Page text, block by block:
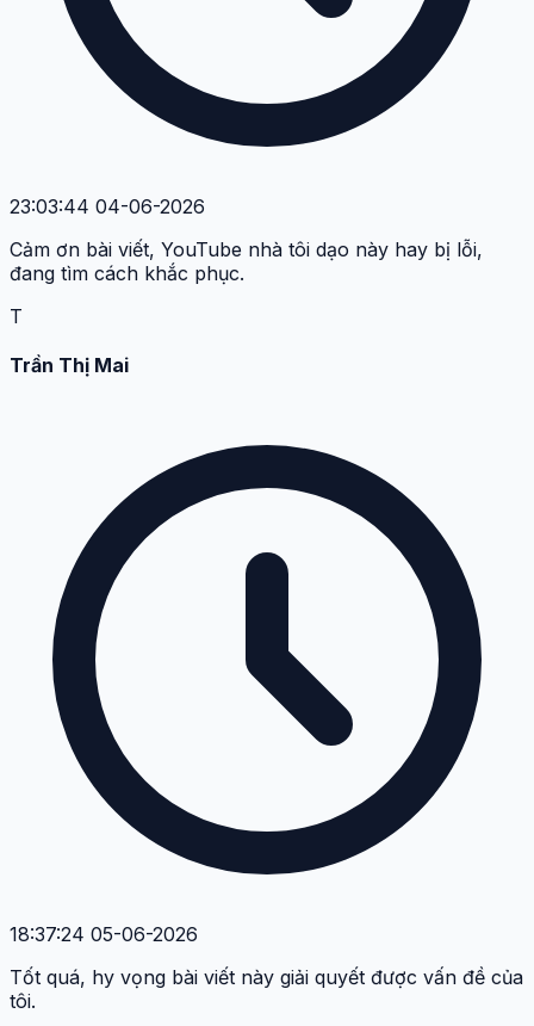
23:03:44 04-06-2026
Cảm ơn bài viết, YouTube nhà tôi dạo này hay bị lỗi,
đang tìm cách khắc phục.
T
Trần Thị Mai
18:37:24 05-06-2026
Tốt quá, hy vọng bài viết này giải quyết được vấn đề của
tôi.